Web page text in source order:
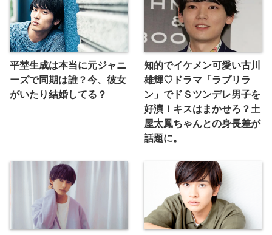
平埜生成は本当に元ジャニ
ーズで同期は誰？今、彼女
がいたり結婚してる？
知的でイケメン可愛い古川
雄輝♡ドラマ「ラブリラ
ン」でドＳツンデレ男子を
好演！キスはまかせろ？土
屋太鳳ちゃんとの身長差が
話題に。